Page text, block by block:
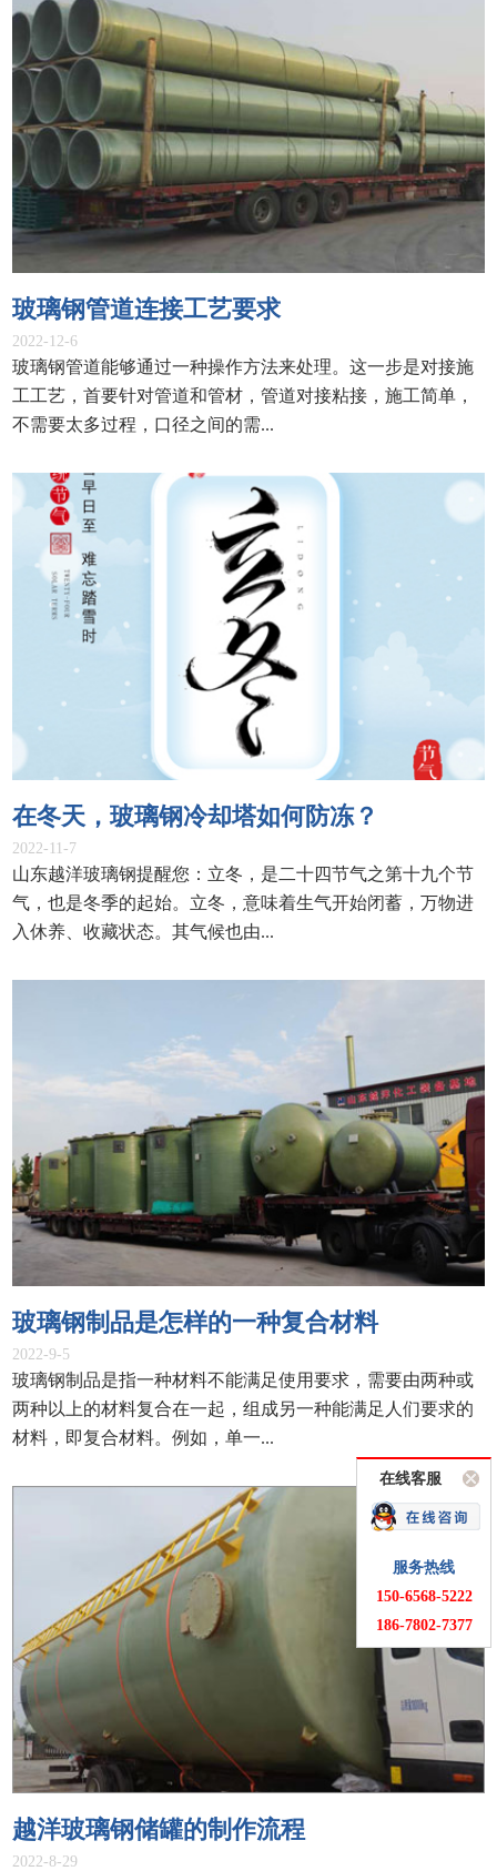
ENGLISH
玻璃钢管道连接工艺要求
2022-12-6
玻璃钢管道能够通过一种操作方法来处理。这一步是对接施
工工艺，首要针对管道和管材，管道对接粘接，施工简单，
不需要太多过程，口径之间的需...
在冬天，玻璃钢冷却塔如何防冻？
2022-11-7
山东越洋玻璃钢提醒您：立冬，是二十四节气之第十九个节
气，也是冬季的起始。立冬，意味着生气开始闭蓄，万物进
入休养、收藏状态。其气候也由...
玻璃钢制品是怎样的一种复合材料
2022-9-5
玻璃钢制品是指一种材料不能满足使用要求，需要由两种或
两种以上的材料复合在一起，组成另一种能满足人们要求的
材料，即复合材料。例如，单一...
越洋玻璃钢储罐的制作流程
2022-8-29
在线客服
服务热线
150-6568-5222
186-7802-7377